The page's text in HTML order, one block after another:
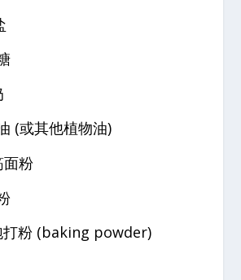
(或其他植物油)
面粉
打粉 (baking powder)